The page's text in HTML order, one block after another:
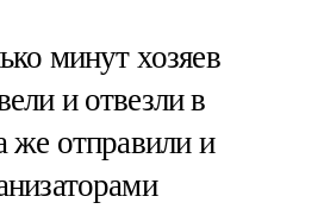
минут хозяев
и отвезли в
же отправили и